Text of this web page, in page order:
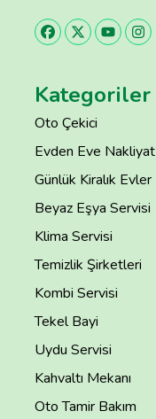
Kategoriler
Oto Çekici
Evden Eve Nakliyat
Günlük Kiralık Evler
Beyaz Eşya Servisi
Klima Servisi
Temizlik Şirketleri
Kombi Servisi
Tekel Bayi
Uydu Servisi
Kahvaltı Mekanı
Oto Tamir Bakım